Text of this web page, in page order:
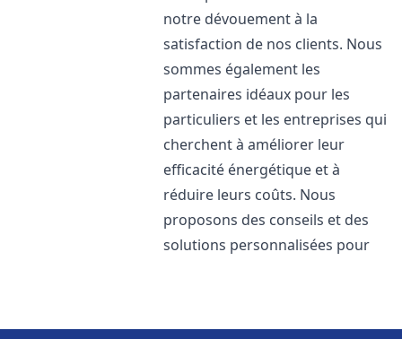
notre dévouement à la
satisfaction de nos clients. Nous
sommes également les
partenaires idéaux pour les
particuliers et les entreprises qui
cherchent à améliorer leur
efficacité énergétique et à
réduire leurs coûts. Nous
proposons des conseils et des
solutions personnalisées pour